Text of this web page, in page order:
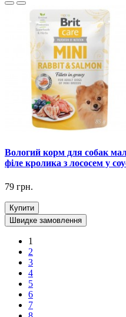
Вологий корм для собак
філе кролика з лососем у
79 грн.
Купити
Швидке замовлення
1
2
3
4
5
6
7